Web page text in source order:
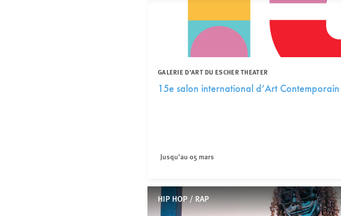
GALERIE D’ART DU ESCHER THEATER
15e salon international d’Art Contemporain
Jusqu'au 05 mars
HIP HOP / RAP